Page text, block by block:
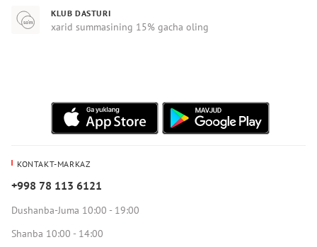
KLUB DASTURI
xarid summasining 15% gacha oling
KONTAKT-MARKAZ
+998 78 113 6121
Dushanba-Juma 10:00 - 19:00
Shanba 10:00 - 14:00